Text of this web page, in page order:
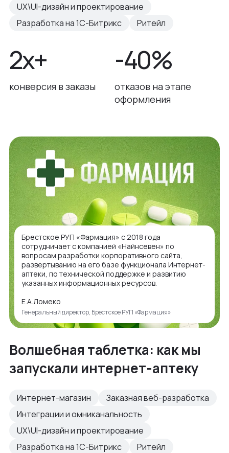
UX\UI-дизайн и проектирование
Разработка на 1С-Битрикс
Ритейл
2x+
конверсия в заказы
-40%
отказов на этапе
оформления
Брестское РУП «Фармация» с 2018 года
сотрудничает с компанией «Найнсевен» по
вопросам разработки корпоративного сайта,
развертыванию на его базе функционала Интернет-
аптеки, по технической поддержке и развитию
указанных информационных ресурсов.
Е.А.Ломеко
Генеральный директор, Брестское РУП «Фармация»
Волшебная таблетка: как мы
запускали интернет-аптеку
Интернет-магазин
Заказная веб-разработка
Интеграции и омниканальность
UX\UI-дизайн и проектирование
Разработка на 1С-Битрикс
Ритейл